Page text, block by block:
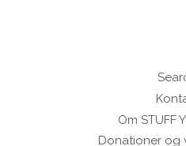
Om STUFF
Donationer og